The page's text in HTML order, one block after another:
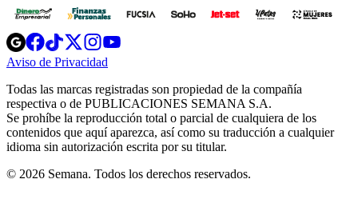
Opens
in
new
Opens
in
new
Opens
in
new
window
Opens
new
windowwindow
Aviso de Privacidad
new
window
Todas las marcas registradas son propiedad de la compañía
respectiva o de PUBLICACIONES SEMANA S.A.
Se prohíbe la reproducción total o parcial de cualquiera de los
contenidos que aquí aparezca, así como su traducción a cualquier
idioma sin autorización escrita por su titular.
© 2026 Semana. Todos los derechos reservados.